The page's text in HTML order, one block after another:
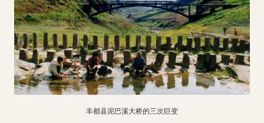
丰都县泥巴溪大桥的三次巨变